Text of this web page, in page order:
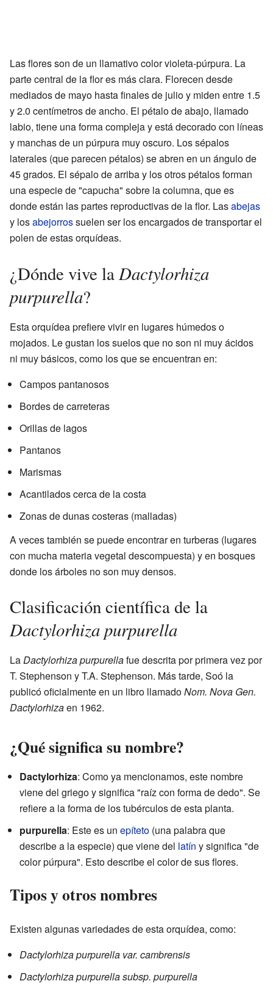
Las flores son de un llamativo color violeta-púrpura. La
parte central de la flor es más clara. Florecen desde
mediados de mayo hasta finales de julio y miden entre 1.5
y 2.0 centímetros de ancho. El pétalo de abajo, llamado
labio, tiene una forma compleja y está decorado con líneas
y manchas de un púrpura muy oscuro. Los sépalos
laterales (que parecen pétalos) se abren en un ángulo de
45 grados. El sépalo de arriba y los otros pétalos forman
una especie de "capucha" sobre la columna, que es
donde están las partes reproductivas de la flor. Lasabejas
y losabejorrossuelen ser los encargados de transportar el
polen de estas orquídeas.
¿Dónde vive laDactylorhiza
purpurella?
Esta orquídea prefiere vivir en lugares húmedos o
mojados. Le gustan los suelos que no son ni muy ácidos
ni muy básicos, como los que se encuentran en:
Campos pantanosos
Bordes de carreteras
Orillas de lagos
Pantanos
Marismas
Acantilados cerca de la costa
Zonas de dunas costeras (malladas)
A veces también se puede encontrar en turberas (lugares
con mucha materia vegetal descompuesta) y en bosques
donde los árboles no son muy densos.
Clasificación científica de la
Dactylorhiza purpurella
LaDactylorhiza purpurellafue descrita por primera vez por
T. Stephenson y T.A. Stephenson. Más tarde, Soó la
publicó oficialmente en un libro llamadoNom. Nova Gen.
Dactylorhizaen 1962.
¿Qué significa su nombre?
Dactylorhiza: Como ya mencionamos, este nombre
viene del griego y significa "raíz con forma de dedo". Se
refiere a la forma de los tubérculos de esta planta.
purpurella: Este es un epíteto (una palabra que
describe a la especie) que viene del latín y significa "de
color púrpura". Esto describe el color de sus flores.
Tipos y otros nombres
Existen algunas variedades de esta orquídea, como:
Dactylorhiza purpurella var. cambrensis
Dactylorhiza purpurella subsp. purpurella